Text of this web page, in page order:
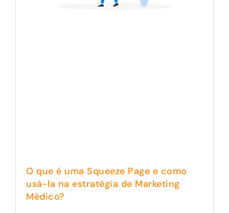
O que é uma Squeeze Page e como
usá-la na estratégia de Marketing
Médico?